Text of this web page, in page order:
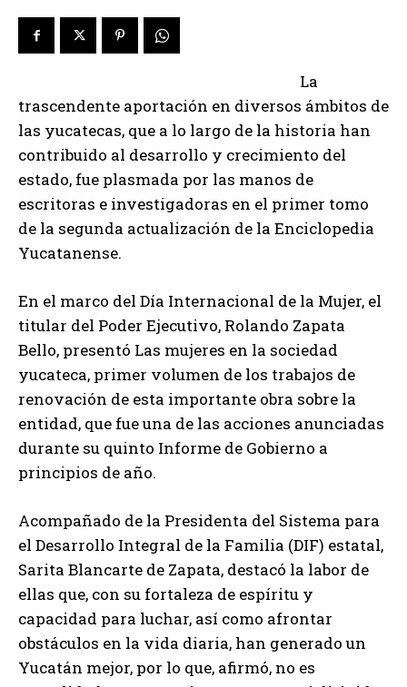
La
trascendente aportación en diversos ámbitos de
las yucatecas, que a lo largo de la historia han
contribuido al desarrollo y crecimiento del
estado, fue plasmada por las manos de
escritoras e investigadoras en el primer tomo
de la segunda actualización de la Enciclopedia
Yucatanense.
En el marco del Día Internacional de la Mujer, el
titular del Poder Ejecutivo, Rolando Zapata
Bello, presentó Las mujeres en la sociedad
yucateca, primer volumen de los trabajos de
renovación de esta importante obra sobre la
entidad, que fue una de las acciones anunciadas
durante su quinto Informe de Gobierno a
principios de año.
Acompañado de la Presidenta del Sistema para
el Desarrollo Integral de la Familia (DIF) estatal,
Sarita Blancarte de Zapata, destacó la labor de
ellas que, con su fortaleza de espíritu y
capacidad para luchar, así como afrontar
obstáculos en la vida diaria, han generado un
Yucatán mejor, por lo que, afirmó, no es